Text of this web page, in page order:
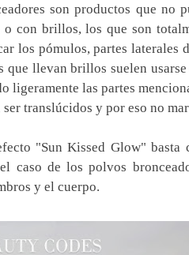
son productos que no
o con brillos, los que son
los pómulos, partes
que llevan brillos suelen
ligeramente las partes
translúcidos y por eso no
"Sun Kissed Glow"
caso de los polvos
y el cuerpo.